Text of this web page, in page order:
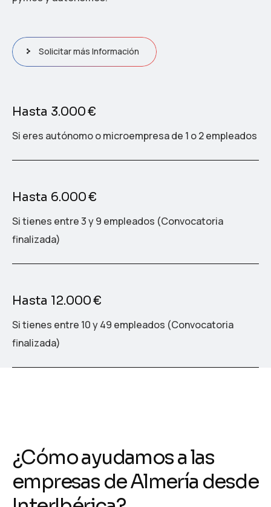
Solicitar más Información
Hasta 3.000 €
Si eres autónomo o microempresa de 1 o 2 empleados
Hasta 6.000 €
Si tienes entre 3 y 9 empleados (Convocatoria
finalizada)
Hasta 12.000 €
Si tienes entre 10 y 49 empleados (Convocatoria
finalizada)
¿Cómo ayudamos a las
empresas de Almería desde